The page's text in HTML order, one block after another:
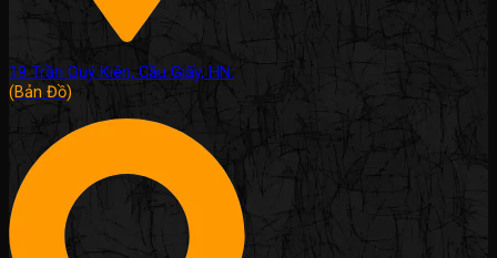
19 Trần Quý Kiên, Cầu Giấy, HN.
(Bản Đồ)